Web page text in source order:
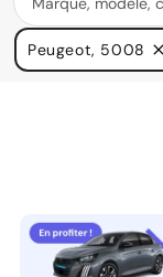
Nous avons de
Peugeot, 5008